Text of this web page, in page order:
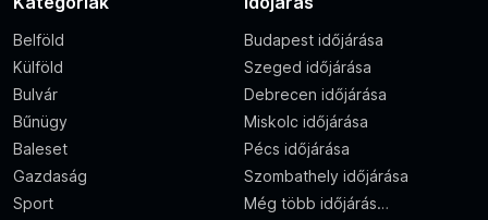
Belföld
Külföld
Bulvár
Bűnügy
Baleset
Gazdaság
Sport
Budapest időjárása
Szeged időjárása
Debrecen időjárása
Miskolc időjárása
Pécs időjárása
Szombathely időjárása
Még több időjárás…